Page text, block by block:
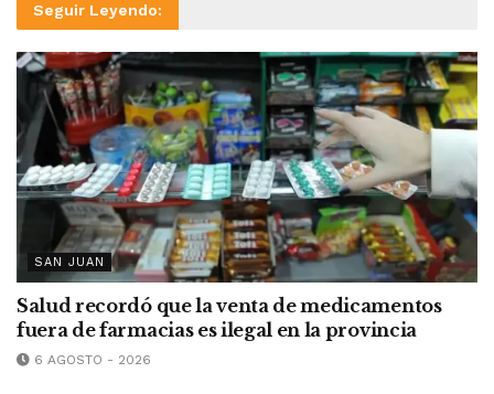
Seguir Leyendo:
SAN JUAN
Salud recordó que la venta de medicamentos
fuera de farmacias es ilegal en la provincia
6 AGOSTO - 2026